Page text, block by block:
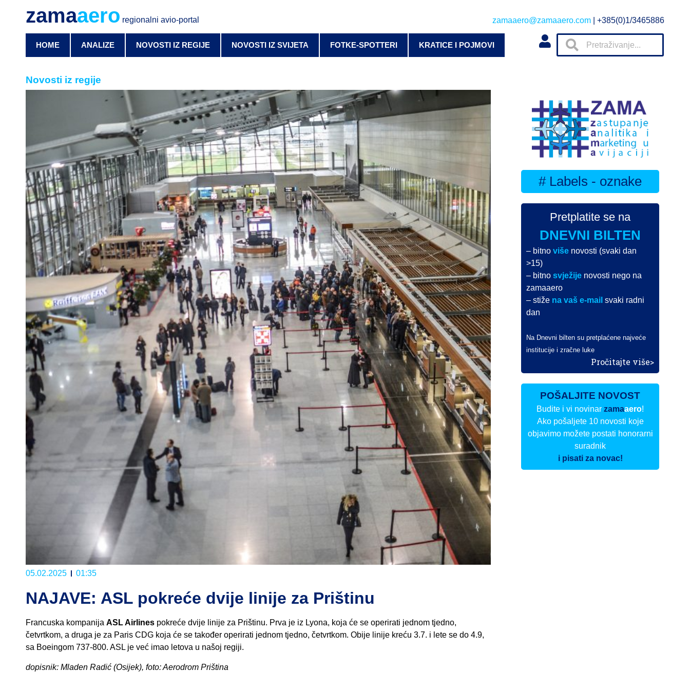
zamaaero regionalni avio-portal zamaaero@zamaaero.com | +385(0)1/3465886
HOME ANALIZE NOVOSTI IZ REGIJE NOVOSTI IZ SVIJETA FOTKE-SPOTTERI KRATICE I POJMOVI
Novosti iz regije
05.02.2025 01:35
NAJAVE: ASL pokreće dvije linije za Prištinu
Francuska kompanija ASL Airlines pokreće dvije linije za Prištinu. Prva je iz Lyona, koja će se operirati jednom tjedno,
četvrtkom, a druga je za Paris CDG koja će se također operirati jednom tjedno, četvrtkom. Obije linije kreću 3.7. i lete se do 4.9,
sa Boeingom 737-800. ASL je već imao letova u našoj regiji.
dopisnik: Mladen Radić (Osijek), foto: Aerodrom Priština
# Labels - oznake
Pretplatite se na
DNEVNI BILTEN
– bitnoviše novosti (svaki dan
>15)
– bitnosvježije novosti nego na
zamaaero
– stiže na vaš e-mail svaki radni
dan
Na Dnevni bilten su pretplaćene najveće
institucije i zračne luke
Pročitajte više>
POŠALJITE NOVOST
Budite i vi novinarzamaaero!
Ako pošaljete 10 novosti koje
objavimo možete postati honorarni
suradnik
i pisati za novac!